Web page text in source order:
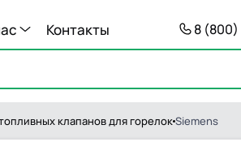
Контакты 8
клапанов для горелокSiemens